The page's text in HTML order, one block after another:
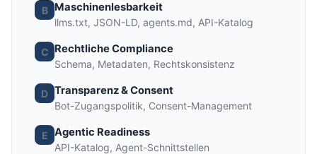
B Maschinenlesbarkeit
llms.txt, JSON-LD, agents.md, API-Katalog
C Rechtliche Compliance
Schema, Metadaten, Rechtskonsistenz
D Transparenz & Consent
Bot-Zugangspolitik, Consent-Management
E Agentic Readiness
API-Katalog, Agent-Schnittstellen